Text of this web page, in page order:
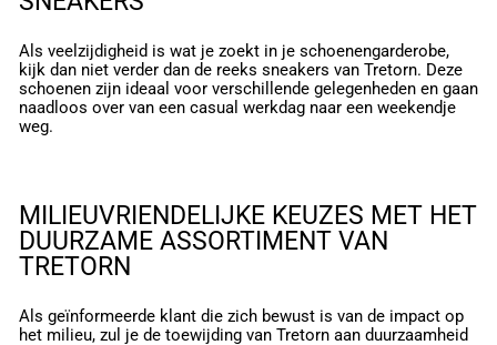
Als veelzijdigheid is wat je zoekt in je schoenengarderobe,
kijk dan niet verder dan de reeks sneakers van Tretorn. Deze
schoenen zijn ideaal voor verschillende gelegenheden en gaan
naadloos over van een casual werkdag naar een weekendje
weg.
MILIEUVRIENDELIJKE KEUZES MET HET
DUURZAME ASSORTIMENT VAN
TRETORN
Als geïnformeerde klant die zich bewust is van de impact op
het milieu, zul je de toewijding van Tretorn aan duurzaamheid